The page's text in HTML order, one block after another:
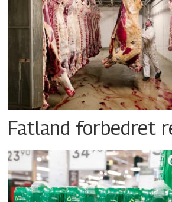
Fatland forbedret